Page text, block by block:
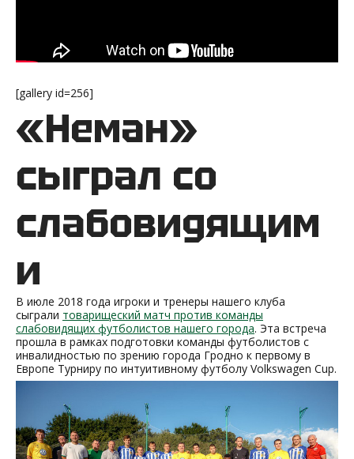
[gallery id=256]
«Неман»
сыграл со
слабовидящим
и
В июле 2018 года игроки и тренеры нашего клуба
сыграли товарищеский матч против команды
слабовидящих футболистов нашего города. Эта встреча
прошла в рамках подготовки команды футболистов с
инвалидностью по зрению города Гродно к первому в
Европе Турниру по интуитивному футболу Volkswagen Cup.